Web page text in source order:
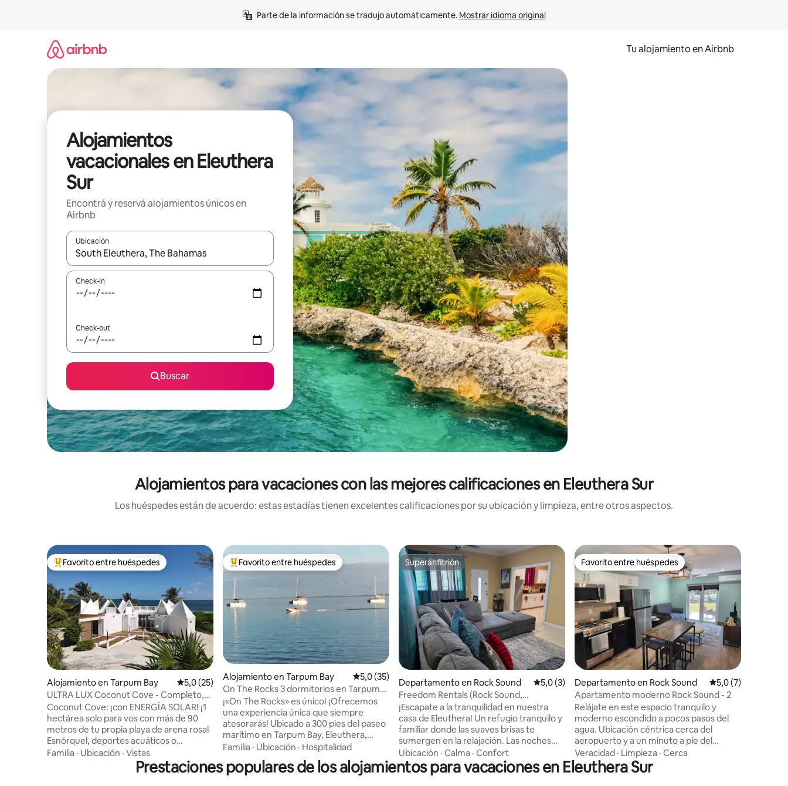
Parte de la información se tradujo automáticamente. Mostrar idioma original
Tu alojamiento en Airbnb
Alojamientos
vacacionales en Eleuthera
Sur
Encontrá y reservá alojamientos únicos en
Airbnb
Ubicación
Cuando los resultados estén disponibles, navegá con las teclas de flecha hacia arriba y hacia abajo o explorá deslizando el dedo.
Check-in
Check-out
Buscar
Alojamientos para vacaciones con las mejores calificaciones en Eleuthera Sur
Los huéspedes están de acuerdo: estas estadías tienen excelentes calificaciones por su ubicación y limpieza, entre otros aspectos.
Favorito entre los huéspedes más destacados
Favorito entre huéspedes
Alojamiento en Tarpum Bay Calificación promedio: 5,0 de 5. 25 evaluaciones
5,0 (25)
ULTRA LUX Coconut Cove - Completo,
SOLÁRIUM, PILETA, campo de golf
Coconut Cove: ¡con ENERGÍA SOLAR! ¡1
hectárea solo para vos con más de 90
metros de tu propia playa de arena rosa!
Esnórquel, deportes acuáticos o
simplemente relajarte... ¡tu elección! El
complejo consta de 2 casas, piscina
infinita, jacuzzi para 10 personas, terraza
Familia · Ubicación · Vistas
Favorito entre los huéspedes más destacados
Favorito entre huéspedes
Alojamiento en Tarpum Bay Calificación promedio: 5,0 de 5. 35 evaluaciones
5,0 (35)
On The Rocks 3 dormitorios en Tarpum
Bay Eleuthera
¡«On The Rocks» es único! ¡Ofrecemos
una experiencia única que siempre
atesorarás! Ubicado a 300 pies del paseo
marítimo en Tarpum Bay, Eleuthera,
puedes sentarte 'sobre las rocas' y ver la
bebida favorita. Nuestra casa de tres
dormitorios, totalmente amueblada y
Familia · Ubicación · Hospitalidad
Superanfitrión
Superanfitrión
Departamento en Rock Sound Calificación promedio: 5,0 de 5. 3 evaluaciones
5,0 (3)
Freedom Rentals (Rock Sound,
Eleuthera)
¡Escapate a la tranquilidad en nuestra
casa de Eleuthera! Un refugio tranquilo y
familiar donde las suaves brisas te
sumergen en la relajación. Las noches
iluminadas con estrellas ofrecen
momentos perfectos para contemplar
las estrellas. Nuestro acogedor
Ubicación · Calma · Confort
Favorito entre huéspedes
Favorito entre huéspedes
Departamento en Rock Sound Calificación
5,0 (7)
Apartamento moderno Rock Sound - 2
Relájate en este espacio tranquilo y
moderno escondido a pocos pasos del
agua. Ubicación céntrica cerca del
aeropuerto y a un minuto a pie del
mercado. Cocina completa con todas las
comodidades modernas y mucho
espacio privado en el porche para cenar
Veracidad · Limpieza · Cerca
Prestaciones populares de los alojamientos para vacaciones en Eleuthera Sur